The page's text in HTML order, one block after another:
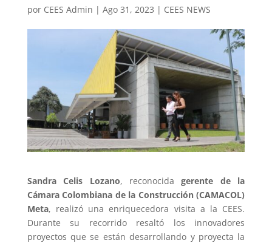
por CEES Admin | Ago 31, 2023 | CEES NEWS
Sandra Celis Lozano, reconocidagerente de la
Cámara Colombiana de la Construcción (CAMACOL)
Meta, realizó una enriquecedora visita a la CEES.
Durante su recorrido resaltó los innovadores
proyectos que se están desarrollando y proyecta la